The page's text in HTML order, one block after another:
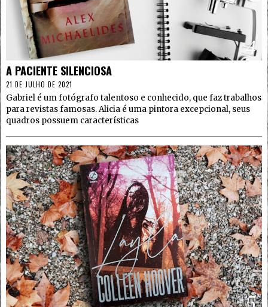
4
A PACIENTE SILENCIOSA
21 DE JULHO DE 2021
Gabriel é um fotógrafo talentoso e conhecido, que faz trabalhos
para revistas famosas. Alicia é uma pintora excepcional, seus
quadros possuem características